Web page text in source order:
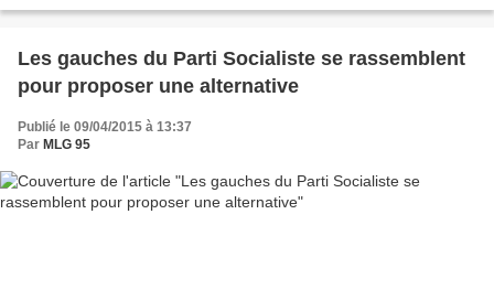
Les gauches du Parti Socialiste se rassemblent
pour proposer une alternative
Publié le 09/04/2015 à 13:37
Par MLG 95